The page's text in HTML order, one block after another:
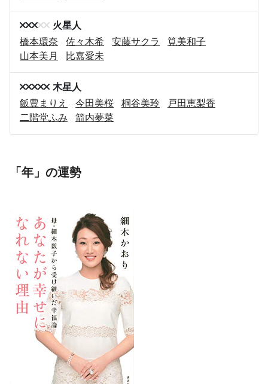
火星人
橋本環奈
佐々木希 安藤サクラ
筧美和子
山本美月
比嘉愛未
木星人
飯豊まりえ
今田美桜 桐谷美玲
戸田恵梨香
二階堂ふみ
箭内夢菜
「年」の運勢